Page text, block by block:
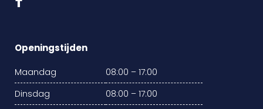
Openingstijden
Maandag
08:00 – 17:00
Dinsdag
08:00 – 17:00